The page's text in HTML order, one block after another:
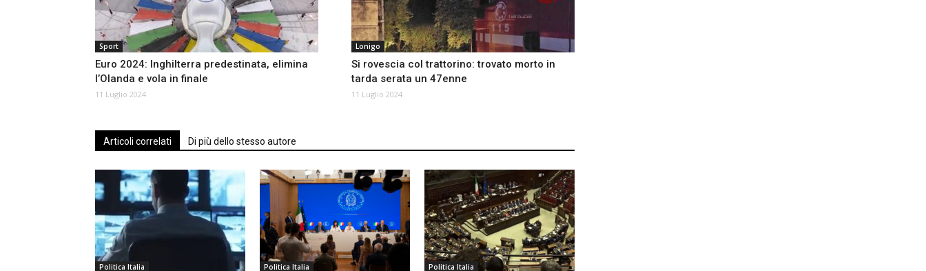
Sport
Euro 2024: Inghilterra predestinata, elimina
l’Olanda e vola in finale
11 Luglio 2024
Lonigo
Si rovescia col trattorino: trovato morto in
tarda serata un 47enne
11 Luglio 2024
Articoli correlati Di più dello stesso autore
Politica Italia Politica Italia Politica Italia